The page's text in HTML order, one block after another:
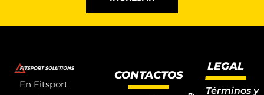
En Fitsport
CONTACTOS
LEGAL
Términos y